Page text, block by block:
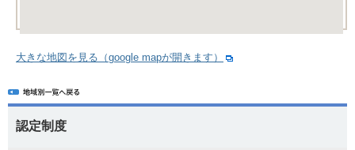
大きな地図を見る（google mapが開きます）
認定制度